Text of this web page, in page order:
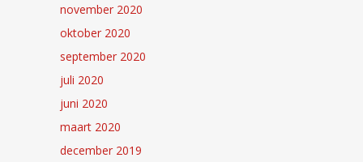
november 2020
oktober 2020
september 2020
juli 2020
juni 2020
maart 2020
december 2019